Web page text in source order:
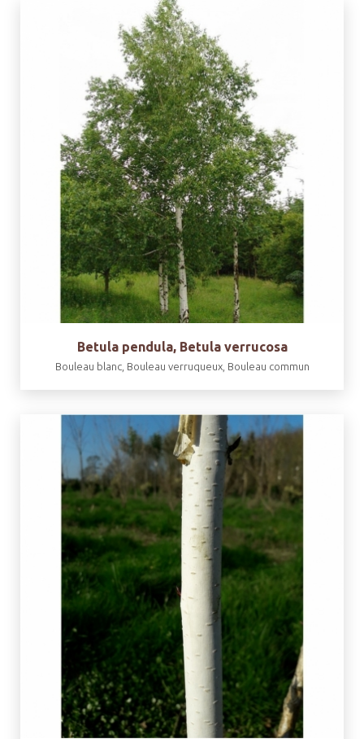
Betula pendula, Betula verrucosa
Bouleau blanc, Bouleau verruqueux, Bouleau commun